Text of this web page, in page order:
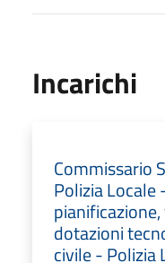
Incarichi
Commissario
Polizia Locale
dotazioni
civile - Polizia